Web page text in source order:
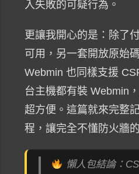
入失敗的可疑行為。
更讓我開心的是：除了
可用，另一套開放原始
Webmin 也同樣支援
台主機都有裝 Webmin
超方便。這篇就來完整
程，讓完全不懂防火牆
懶人包結論：